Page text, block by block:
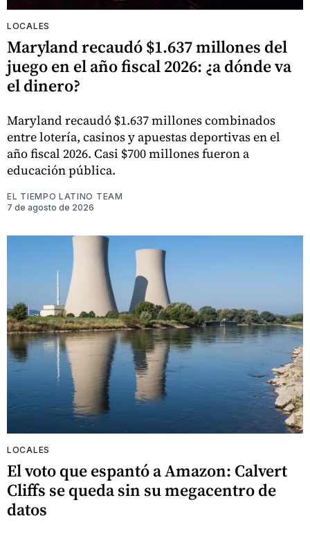
LOCALES
Maryland recaudó $1.637 millones del
juego en el año fiscal 2026: ¿a dónde va
el dinero?
Maryland recaudó $1.637 millones combinados
entre lotería, casinos y apuestas deportivas en el
año fiscal 2026. Casi $700 millones fueron a
educación pública.
EL TIEMPO LATINO TEAM
7 de agosto de 2026
LOCALES
El voto que espantó a Amazon: Calvert
Cliffs se queda sin su megacentro de
datos